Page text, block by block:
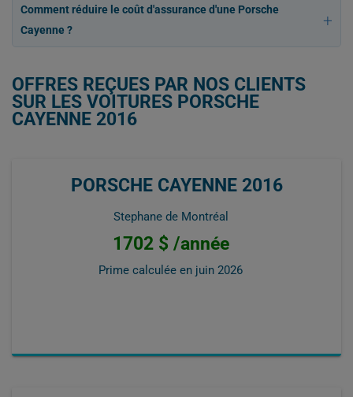
Comment réduire le coût d'assurance d'une Porsche
Cayenne ?
OFFRES REÇUES PAR NOS CLIENTS
SUR LES VOITURES PORSCHE
CAYENNE 2016
PORSCHE CAYENNE 2016
Stephane de Montréal
1702 $ /année
Prime calculée en juin 2026